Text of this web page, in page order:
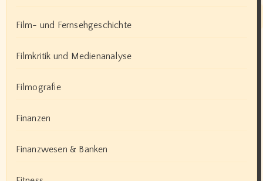
Film- und Fernsehgeschichte
Filmkritik und Medienanalyse
Filmografie
Finanzen
Finanzwesen & Banken